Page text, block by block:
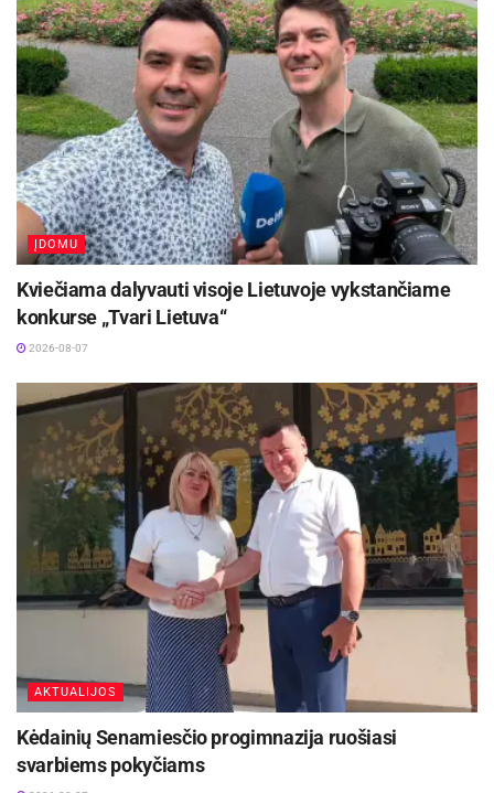
ĮDOMU
Kviečiama dalyvauti visoje Lietuvoje vykstančiame
konkurse „Tvari Lietuva“
2026-08-07
AKTUALIJOS
Kėdainių Senamiesčio progimnazija ruošiasi
svarbiems pokyčiams